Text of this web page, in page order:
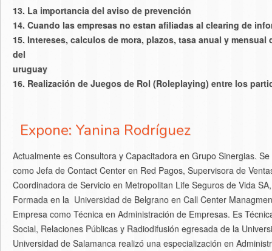
13. La importancia del aviso de prevención
14. Cuando las empresas no estan afiliadas al clearing de
15. Intereses, calculos de mora, plazos, tasa anual y
del
uruguay
16. Realización de Juegos de Rol (Roleplaying) entre los
Expone: Yanina Rodríguez
Actualmente es Consultora y Capacitadora en Grupo Sinergias.
como Jefa de Contact Center en Red Pagos, Supervisora de
Coordinadora de Servicio en Metropolitan Life Seguros de Vida
Formada en la Universidad de Belgrano en Call Center
Empresa como Técnica en Administración de Empresas. Es
Social, Relaciones Públicas y Radiodifusión egresada de la
Universidad de Salamanca realizó una especialización en